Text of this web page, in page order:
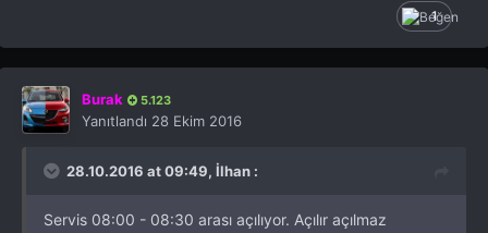
1
Burak 5.123
Yanıtlandı 28 Ekim 2016
28.10.2016 at 09:49, İlhan :
Servis 08:00 - 08:30 arası açılıyor. Açılır açılmaz